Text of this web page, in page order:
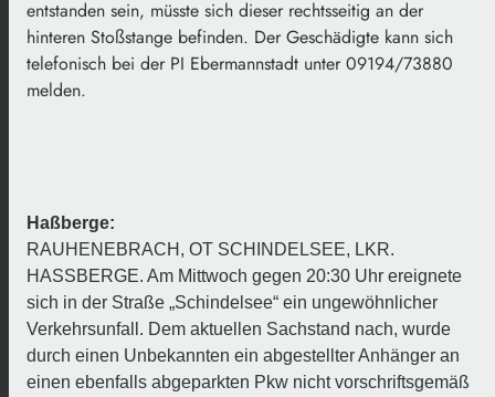
entstanden sein, müsste sich dieser rechtsseitig an der
hinteren Stoßstange befinden. Der Geschädigte kann sich
telefonisch bei der PI Ebermannstadt unter 09194/73880
melden.
Haßberge:
RAUHENEBRACH, OT SCHINDELSEE, LKR.
HASSBERGE. Am Mittwoch gegen 20:30 Uhr ereignete
sich in der Straße „Schindelsee“ ein ungewöhnlicher
Verkehrsunfall. Dem aktuellen Sachstand nach, wurde
durch einen Unbekannten ein abgestellter Anhänger an
einen ebenfalls abgeparkten Pkw nicht vorschriftsgemäß